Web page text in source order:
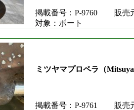
掲載番号：P-9760
販売
対象：ボート
ミツヤマプロペラ（
掲載番号：P-9761
販売